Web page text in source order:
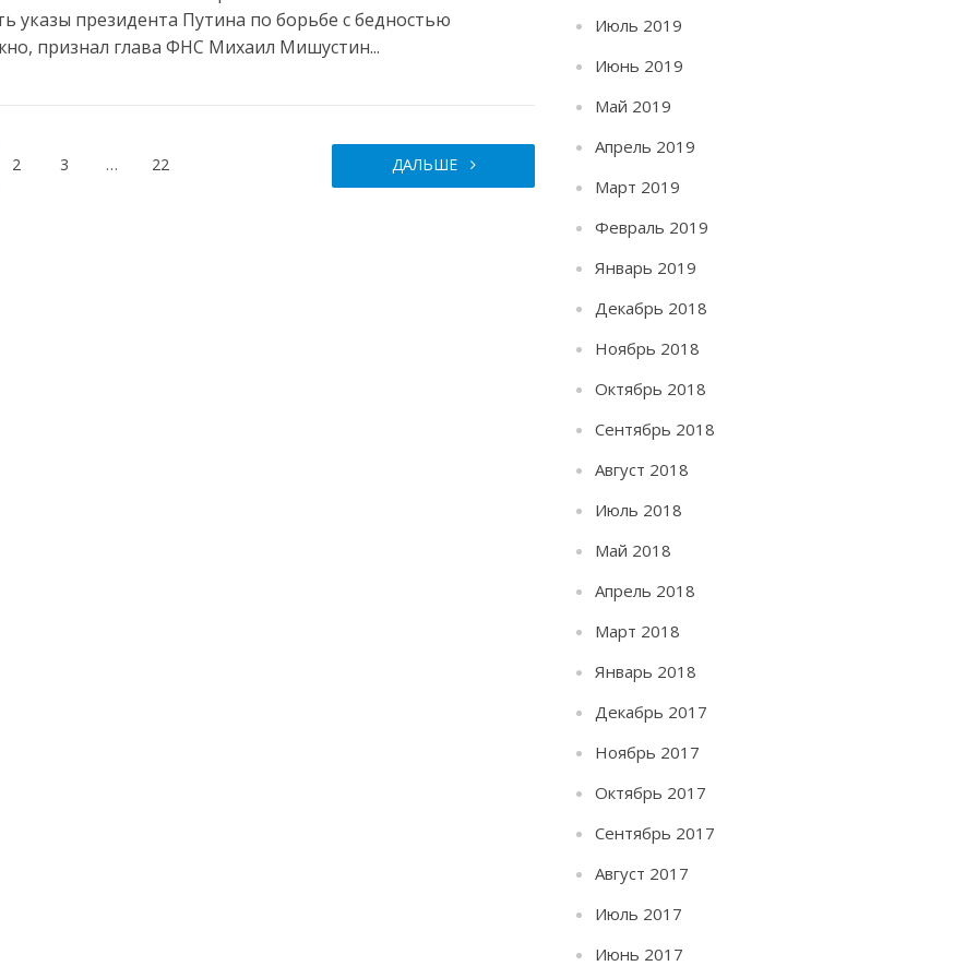
указы президента Путина по борьбе с бедностью
признал глава ФНС Михаил Мишустин...
2 3 … 22 ДАЛЬШЕ
Июль 2019
Июнь 2019
Май 2019
Апрель 2019
Март 2019
Февраль 2019
Январь 2019
Декабрь 2018
Ноябрь 2018
Октябрь 2018
Сентябрь 2018
Август 2018
Июль 2018
Май 2018
Апрель 2018
Март 2018
Январь 2018
Декабрь 2017
Ноябрь 2017
Октябрь 2017
Сентябрь 2017
Август 2017
Июль 2017
Июнь 2017